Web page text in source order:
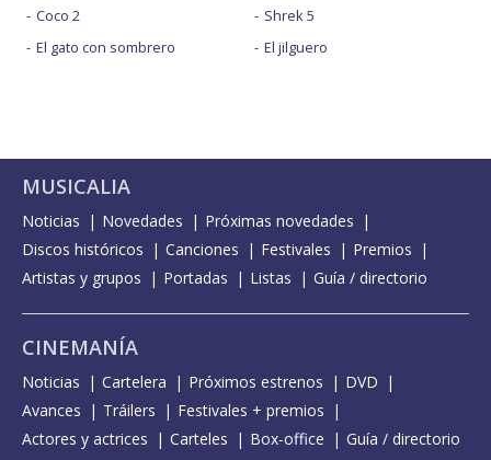
Coco 2
El gato con sombrero
Shrek 5
El jilguero
MUSICALIA
Noticias Novedades
Próximas novedades
Discos históricos
Canciones Festivales
Premios
Artistas y grupos
Portadas Listas Guía / directorio
CINEMANÍA
Noticias Cartelera Próximos estrenos
DVD
Avances
Tráilers
Festivales + premios
Actores y actrices
Carteles Box-office Guía / directorio